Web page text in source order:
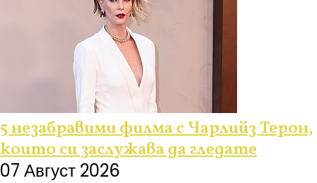
5 незабравими филма с Чарлийз Терон,
които си заслужава да гледате
07 Август 2026